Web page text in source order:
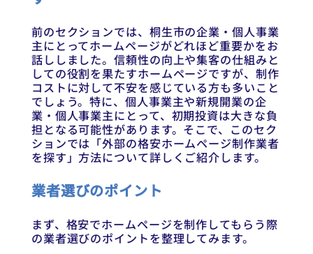
前のセクションでは、桐生市の企業・個人事業
主にとってホームページがどれほど重要かをお
話ししました。信頼性の向上や集客の仕組みと
しての役割を果たすホームページですが、制作
コストに対して不安を感じている方も多いこと
でしょう。特に、個人事業主や新規開業の企
業・個人事業主にとって、初期投資は大きな負
担となる可能性があります。そこで、このセク
ションでは「外部の格安ホームページ制作業者
を探す」方法について詳しくご紹介します。
業者選びのポイント
まず、格安でホームページを制作してもらう際
の業者選びのポイントを整理してみます。